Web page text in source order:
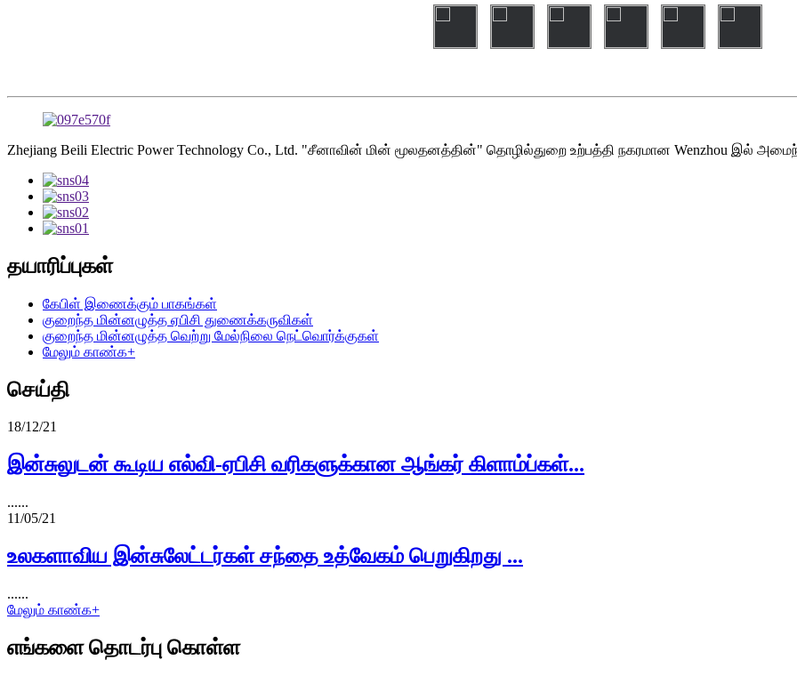
Zhejiang Beili Electric Power Technology Co., Ltd. "சீனாவின் மின் மூலதனத்தின்" தொழில்துறை உற்பத்தி நகரமான Wenzhou இல்
தயாரிப்புகள்
கேபிள் இணைக்கும் பாகங்கள்
குறைந்த மின்னழுத்த ஏபிசி துணைக்கருவிகள்
குறைந்த மின்னழுத்த வெற்று மேல்நிலை நெட்வொர்க்குகள்
மேலும் காண்க+
செய்தி
18/12/21
இன்சுலுடன் கூடிய எல்வி-ஏபிசி வரிகளுக்கான ஆங்கர் கிளாம்ப்கள்...
......
11/05/21
உலகளாவிய இன்சுலேட்டர்கள் சந்தை உத்வேகம் பெறுகிறது ...
......
மேலும் காண்க+
எங்களை தொடர்பு கொள்ள